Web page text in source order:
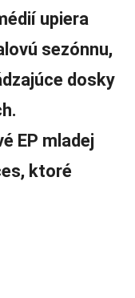
upiera
sezónnu,
dosky
EP mladej
ktoré